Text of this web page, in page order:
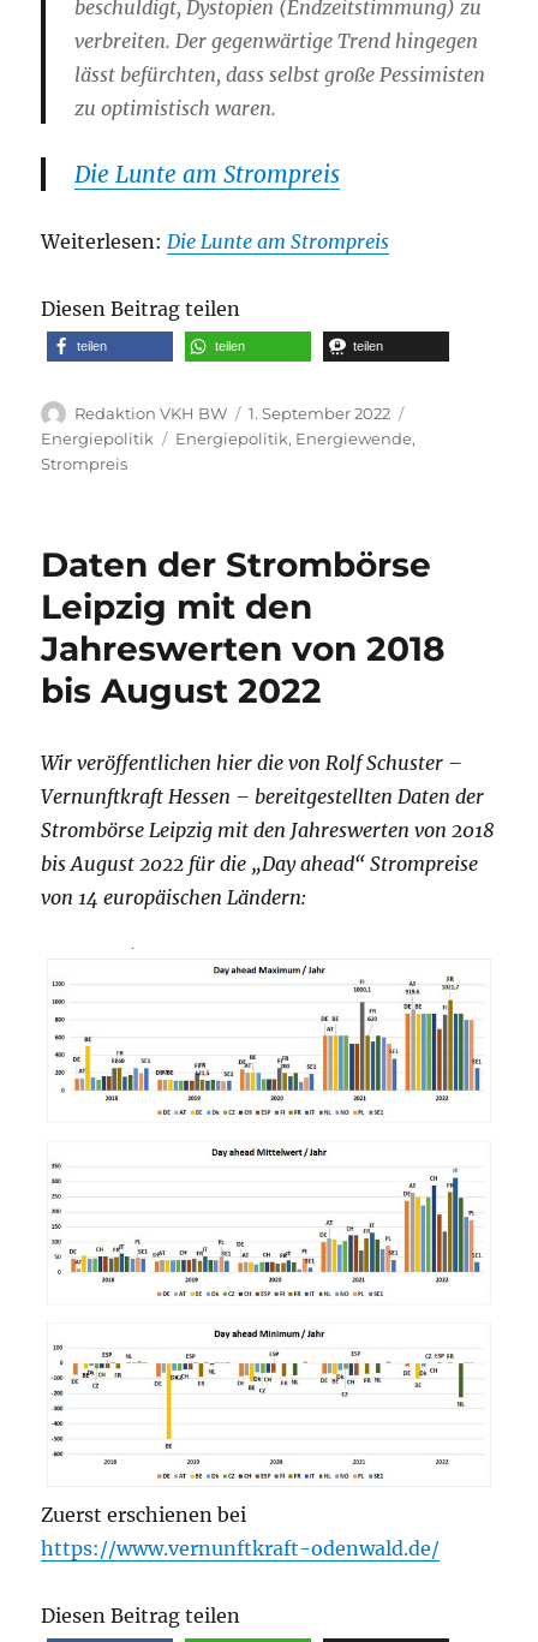
beschuldigt, Dystopien (Endzeitstimmung) zu
verbreiten. Der gegenwärtige Trend hingegen
lässt befürchten, dass selbst große Pessimisten
zu optimistisch waren.
Die Lunte am Strompreis
Weiterlesen: Die Lunte am Strompreis
Diesen Beitrag teilen
teilen teilen teilen
Autor
Redaktion VKH BW
Veröffentlicht
am
1. September 2022
Energiepolitik
Schlagwörter
Energiepolitik, Energiewende,
Strompreis
Daten der Strombörse
Leipzig mit den
Jahreswerten von 2018
bis August 2022
Wir veröffentlichen hier die von Rolf Schuster –
Vernunftkraft Hessen – bereitgestellten Daten der
Strombörse Leipzig mit den Jahreswerten von 2018
bis August 2022 für die „Day ahead“ Strompreise
von 14 europäischen Ländern:
Zuerst erschienen bei
https://www.vernunftkraft-odenwald.de/
Diesen Beitrag teilen